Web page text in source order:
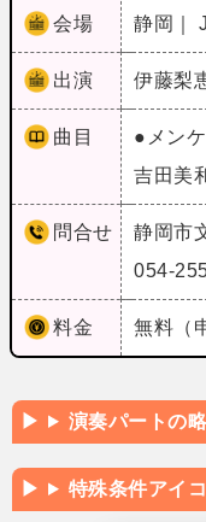
会場 静岡｜
出演 伊藤梨
曲目
●メン
吉田
問合せ
静岡市
054-
料金 無料（
演奏パートの
特殊条件アイ